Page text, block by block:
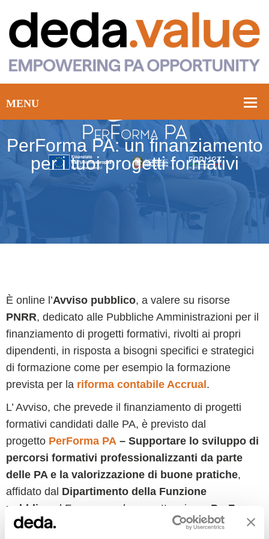
PerForma PA: un finanziamento
per i tuoi progetti formativi
È online l’Avviso pubblico, a valere su risorse
PNRR, dedicato alle Pubbliche Amministrazioni per il
finanziamento di progetti formativi, rivolti ai propri
dipendenti, in risposta a bisogni specifici e strategici
di formazione come per esempio la formazione
prevista per la riforma contabile Accrual .
L’ Avviso, che prevede il finanziamento di progetti
formativi candidati dalle PA, è previsto dal
progetto PerForma PA – Supportare lo sviluppo di
percorsi formativi professionalizzanti da parte
delle PA e la valorizzazione di buone pratiche,
affidato dal Dipartimento della Funzione
pubblica
al Formez per la sua attuazione. PerForma
PAsupporta le Pubbliche amministrazioni nella